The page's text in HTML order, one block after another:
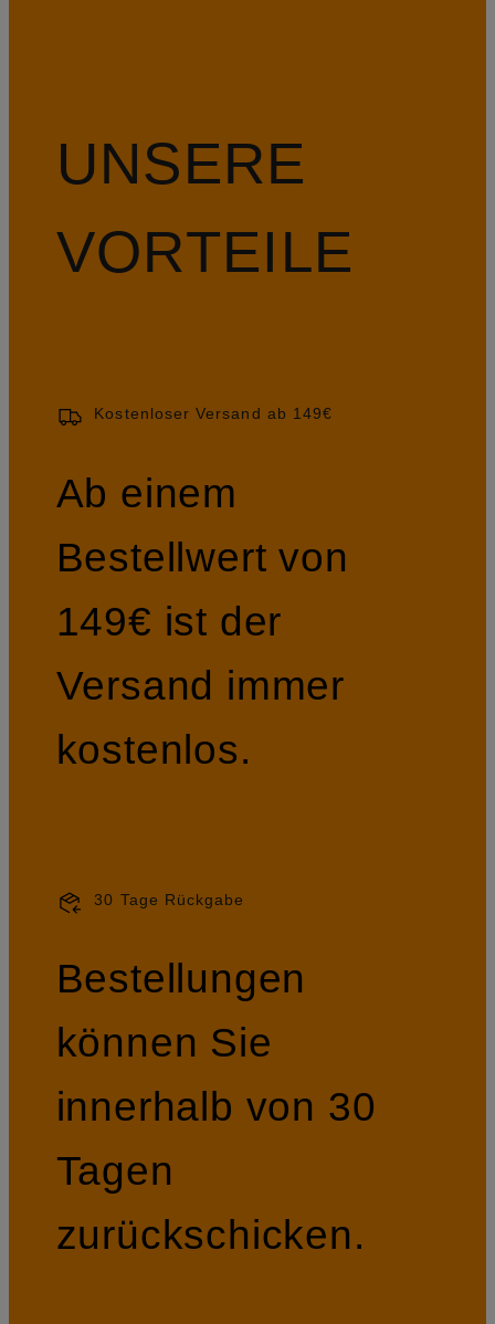
UNSERE
VORTEILE
Kostenloser Versand ab 149€
Ab einem
Bestellwert von
149€ ist der
Versand immer
kostenlos.
30 Tage Rückgabe
Bestellungen
können Sie
innerhalb von 30
Tagen
zurückschicken.